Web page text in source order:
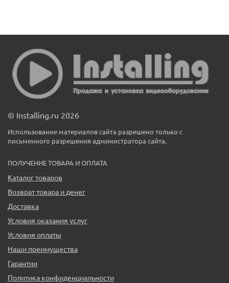
© Installing.ru 2026
Использование материалов сайта разрешено только с
письменного разрешения администратора сайта.
ПОЛУЧЕНИЕ ТОВАРА И ОПЛАТА
Каталог товаров
Возврат товара и денег
Доставка
Условия оказания услуг
Условия оплаты
Наши преимущества
Гарантии
Политика конфиденциальности